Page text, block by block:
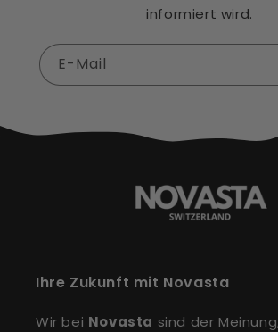
informiert wird.
E-Mail
Ihre Zukunft mit Novasta
Wir bei Novasta sind der